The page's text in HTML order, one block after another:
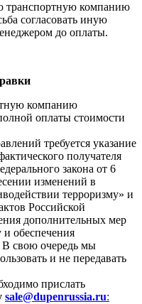
транспортную компанию
согласовать иную
до оплаты.
компанию
оплаты стоимости
требуется указание
получателя
закона от 6
изменений в
терроризму» и
Российской
дополнительных мер
и обеспечения
В свою очередь мы
и не передавать
прислать
sale@dupenrussia.ru: